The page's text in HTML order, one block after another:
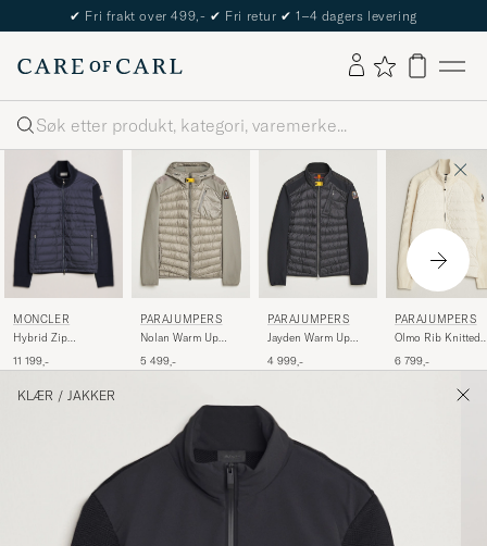
✔ Fri frakt over 499,- ✔ Fri retur ✔ 1–4 dagers levering
Søk
MONCLER
Hybrid Zip
11 199,-
PARAJUMPERS
Nolan Warm Up
Jacket Nowhere
5 499,-
PARAJUMPERS
Jayden Warm Up
4 999,-
PARAJUMPERS
Olmo Rib Knitted
Ivory
6 799,-
KLÆR / JAKKER